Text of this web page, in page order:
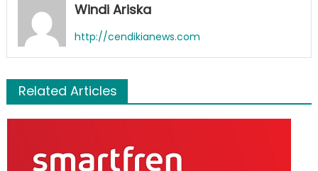
Windi Ariska
http://cendikianews.com
Related Articles